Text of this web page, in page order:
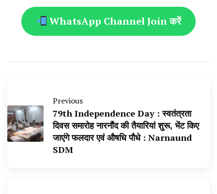
WhatsApp Channel Join करें
Previous
79th Independence Day : स्वतंत्रता
दिवस समारोह नारनौंद की तैयारियां शुरू, भेंट किए
जाएंगे फलदार एवं औषधि पौधे : Narnaund
SDM